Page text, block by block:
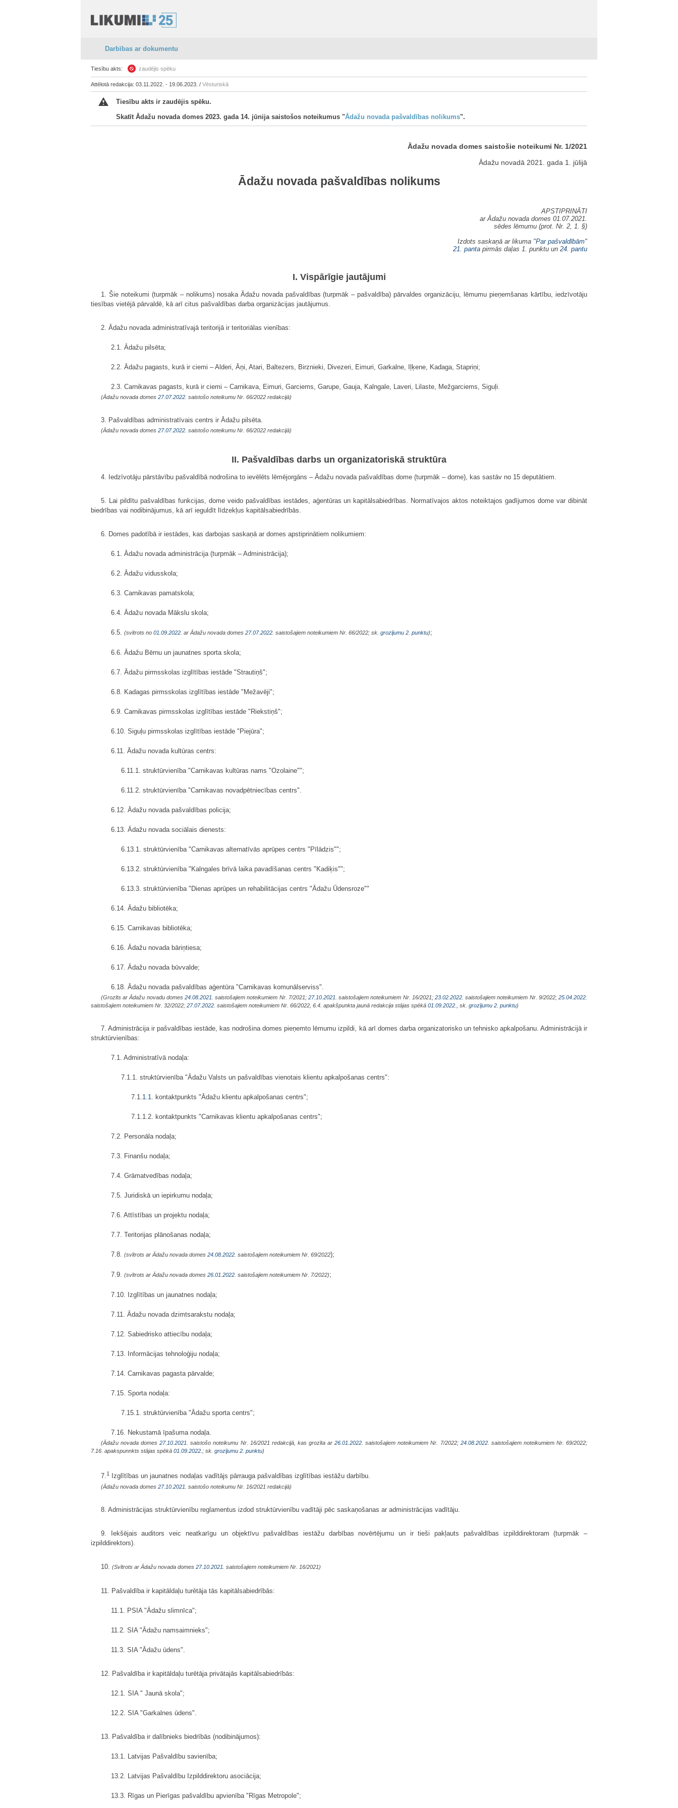
Darbības ar dokumentu
Tiesību akts: zaudējis spēku
Attēlotā redakcija: 03.11.2022. - 19.06.2023. / Vēsturiskā
Tiesību akts ir zaudējis spēku.
Skatīt Ādažu novada domes 2023. gada 14. jūnija saistošos noteikumus "Ādažu novada pašvaldības nolikums".
Ādažu novada domes saistošie noteikumi Nr. 1/2021
Ādažu novadā 2021. gada 1. jūlijā
Ādažu novada pašvaldības nolikums
APSTIPRINĀTI
ar Ādažu novada domes 01.07.2021.
sēdes lēmumu (prot. Nr. 2, 1. §)
Izdots saskaņā ar likuma "Par pašvaldībām"
21. panta pirmās daļas 1. punktu un 24. pantu
I. Vispārīgie jautājumi
1. Šie noteikumi (turpmāk – nolikums) nosaka Ādažu novada pašvaldības (turpmāk – pašvaldība) pārvaldes organizāciju, lēmumu pieņemšanas kārtību, iedzīvotāju
tiesības vietējā pārvaldē, kā arī citus pašvaldības darba organizācijas jautājumus.
2. Ādažu novada administratīvajā teritorijā ir teritoriālas vienības:
2.1. Ādažu pilsēta;
2.2. Ādažu pagasts, kurā ir ciemi – Alderi, Āņi, Atari, Baltezers, Birznieki, Divezeri, Eimuri, Garkalne, Iļķene, Kadaga, Stapriņi;
2.3. Carnikavas pagasts, kurā ir ciemi – Carnikava, Eimuri, Garciems, Garupe, Gauja, Kalngale, Laveri, Lilaste, Mežgarciems, Siguļi.
(Ādažu novada domes 27.07.2022. saistošo noteikumu Nr. 66/2022 redakcijā)
3. Pašvaldības administratīvais centrs ir Ādažu pilsēta.
(Ādažu novada domes 27.07.2022. saistošo noteikumu Nr. 66/2022 redakcijā)
II. Pašvaldības darbs un organizatoriskā struktūra
4. Iedzīvotāju pārstāvību pašvaldībā nodrošina to ievēlēts lēmējorgāns – Ādažu novada pašvaldības dome (turpmāk – dome), kas sastāv no 15 deputātiem.
5. Lai pildītu pašvaldības funkcijas, dome veido pašvaldības iestādes, aģentūras un kapitālsabiedrības. Normatīvajos aktos noteiktajos gadījumos dome var dibināt
biedrības vai nodibinājumus, kā arī ieguldīt līdzekļus kapitālsabiedrībās.
6. Domes padotībā ir iestādes, kas darbojas saskaņā ar domes apstiprinātiem nolikumiem:
6.1. Ādažu novada administrācija (turpmāk – Administrācija);
6.2. Ādažu vidusskola;
6.3. Carnikavas pamatskola;
6.4. Ādažu novada Mākslu skola;
6.5. (svītrots no 01.09.2022. ar Ādažu novada domes 27.07.2022. saistošajiem noteikumiem Nr. 66/2022; sk. grozījumu 2. punktu);
6.6. Ādažu Bērnu un jaunatnes sporta skola;
6.7. Ādažu pirmsskolas izglītības iestāde "Strautiņš";
6.8. Kadagas pirmsskolas izglītības iestāde "Mežavēji";
6.9. Carnikavas pirmsskolas izglītības iestāde "Riekstiņš";
6.10. Siguļu pirmsskolas izglītības iestāde "Piejūra";
6.11. Ādažu novada kultūras centrs:
6.11.1. struktūrvienība "Carnikavas kultūras nams "Ozolaine"";
6.11.2. struktūrvienība "Carnikavas novadpētniecības centrs".
6.12. Ādažu novada pašvaldības policija;
6.13. Ādažu novada sociālais dienests:
6.13.1. struktūrvienība "Carnikavas alternatīvās aprūpes centrs "Pīlādzis"";
6.13.2. struktūrvienība "Kalngales brīvā laika pavadīšanas centrs "Kadiķis"";
6.13.3. struktūrvienība "Dienas aprūpes un rehabilitācijas centrs "Ādažu Ūdensroze""
6.14. Ādažu bibliotēka;
6.15. Carnikavas bibliotēka;
6.16. Ādažu novada bāriņtiesa;
6.17. Ādažu novada būvvalde;
6.18. Ādažu novada pašvaldības aģentūra "Carnikavas komunālserviss".
(Grozīts ar Ādažu novadu domes 24.08.2021. saistošajiem noteikumiem Nr. 7/2021; 27.10.2021. saistošajiem noteikumiem Nr. 16/2021; 23.02.2022. saistošajiem noteikumiem Nr. 9/2022; 25.04.2022.
saistošajiem noteikumiem Nr. 32/2022; 27.07.2022. saistošajiem noteikumiem Nr. 66/2022, 6.4. apakšpunkta jaunā redakcija stājas spēkā 01.09.2022. , sk. grozījumu 2. punktu)
7. Administrācija ir pašvaldības iestāde, kas nodrošina domes pieņemto lēmumu izpildi, kā arī domes darba organizatorisko un tehnisko apkalpošanu. Administrācijā ir
struktūrvienības:
7.1. Administratīvā nodaļa:
7.1.1. struktūrvienība "Ādažu Valsts un pašvaldības vienotais klientu apkalpošanas centrs":
7.1.1.1. kontaktpunkts "Ādažu klientu apkalpošanas centrs";
7.1.1.2. kontaktpunkts "Carnikavas klientu apkalpošanas centrs";
7.2. Personāla nodaļa;
7.3. Finanšu nodaļa;
7.4. Grāmatvedības nodaļa;
7.5. Juridiskā un iepirkumu nodaļa;
7.6. Attīstības un projektu nodaļa;
7.7. Teritorijas plānošanas nodaļa;
7.8. (svītrots ar Ādažu novada domes 24.08.2022. saistošajiem noteikumiem Nr. 69/2022);
7.9. (svītrots ar Ādažu novada domes 26.01.2022. saistošajiem noteikumiem Nr. 7/2022);
7.10. Izglītības un jaunatnes nodaļa;
7.11. Ādažu novada dzimtsarakstu nodaļa;
7.12. Sabiedrisko attiecību nodaļa;
7.13. Informācijas tehnoloģiju nodaļa;
7.14. Carnikavas pagasta pārvalde;
7.15. Sporta nodaļa:
7.15.1. struktūrvienība "Ādažu sporta centrs";
7.16. Nekustamā īpašuma nodaļa.
(Ādažu novada domes27.10.2021. saistošo noteikumu Nr. 16/2021 redakcijā, kas grozīta ar26.01.2022. saistošajiem noteikumiem Nr. 7/2022; 24.08.2022. saistošajiem noteikumiem Nr. 69/2022;
7.16. apakspunnkts stājas spēkā 01.09.2022. ; sk. grozījumu 2. punktu)
7.1 Izglītības un jaunatnes nodaļas vadītājs pārrauga pašvaldības izglītības iestāžu darbību.
(Ādažu novada domes 27.10.2021. saistošo noteikumu Nr. 16/2021 redakcijā)
8. Administrācijas struktūrvienību reglamentus izdod struktūrvienību vadītāji pēc saskaņošanas ar administrācijas vadītāju.
9. Iekšējais auditors veic neatkarīgu un objektīvu pašvaldības iestāžu darbības novērtējumu un ir tieši pakļauts pašvaldības izpilddirektoram (turpmāk –
izpilddirektors).
10. (Svītrots ar Ādažu novada domes 27.10.2021. saistošajiem noteikumiem Nr. 16/2021)
11. Pašvaldība ir kapitāldaļu turētāja tās kapitālsabiedrībās:
11.1. PSIA "Ādažu slimnīca";
11.2. SIA "Ādažu namsaimnieks";
11.3. SIA "Ādažu ūdens".
12. Pašvaldība ir kapitāldaļu turētāja privātajās kapitālsabiedrībās:
12.1. SIA " Jaunā skola";
12.2. SIA "Garkalnes ūdens".
13. Pašvaldība ir dalībnieks biedrībās (nodibinājumos):
13.1. Latvijas Pašvaldību savienība;
13.2. Latvijas Pašvaldību Izpilddirektoru asociācija;
13.3. Rīgas un Pierīgas pašvaldību apvienība "Rīgas Metropole";